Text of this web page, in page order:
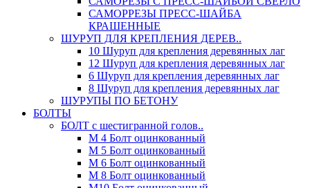
САМОРРЕЗЫ ПРЕСС-ШАЙБА
КРАШЕННЫЕ
ШУРУП ДЛЯ КРЕПЛЕНИЯ ДЕРЕВ..
10 Шуруп для крепления деревянных лаг
12 Шуруп для крепления деревянных лаг
6 Шуруп для крепления деревянных лаг
8 Шуруп для крепления деревянных лаг
ШУРУПЫ ПО БЕТОНУ
БОЛТЫ
БОЛТ с шестигранной голов..
М 4 Болт оцинкованный
М 5 Болт оцинкованный
М 6 Болт оцинкованный
М 8 Болт оцинкованный